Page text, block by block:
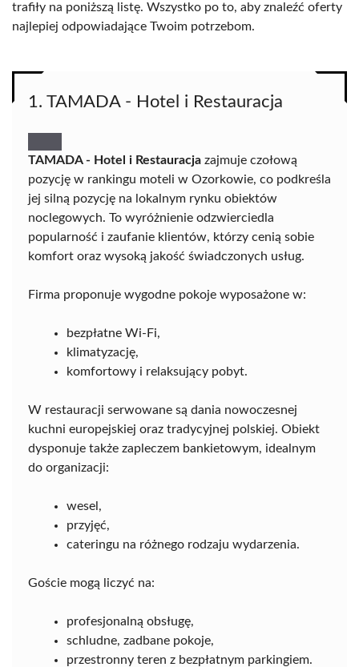
trafiły na poniższą listę. Wszystko po to, aby znaleźć oferty
najlepiej odpowiadające Twoim potrzebom.
1. TAMADA - Hotel i Restauracja
TAMADA - Hotel i Restauracja zajmuje czołową
pozycję w rankingu moteli w Ozorkowie, co podkreśla
jej silną pozycję na lokalnym rynku obiektów
noclegowych. To wyróżnienie odzwierciedla
popularność i zaufanie klientów, którzy cenią sobie
komfort oraz wysoką jakość świadczonych usług.
Firma proponuje wygodne pokoje wyposażone w:
bezpłatne Wi-Fi,
klimatyzację,
komfortowy i relaksujący pobyt.
W restauracji serwowane są dania nowoczesnej
kuchni europejskiej oraz tradycyjnej polskiej. Obiekt
dysponuje także zapleczem bankietowym, idealnym
do organizacji:
wesel,
przyjęć,
cateringu na różnego rodzaju wydarzenia.
Goście mogą liczyć na:
profesjonalną obsługę,
schludne, zadbane pokoje,
przestronny teren z bezpłatnym parkingiem.